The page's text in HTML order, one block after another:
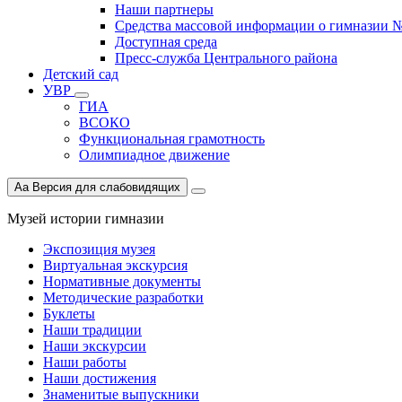
Наши партнеры
Средства массовой информации о гимназии
Доступная среда
Пресс-служба Центрального района
Детский сад
УВР
ГИА
ВСОКО
Функциональная грамотность
Олимпиадное движение
Aa Версия для слабовидящих
Музей истории гимназии
Экспозиция музея
Виртуальная экскурсия
Нормативные документы
Методические разработки
Буклеты
Наши традиции
Наши экскурсии
Наши работы
Наши достижения
Знаменитые выпускники